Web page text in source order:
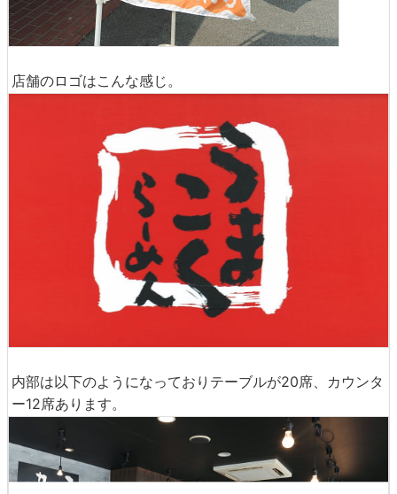
店舗のロゴはこんな感じ。
内部は以下のようになっておりテーブルが20席、カウンタ
ー12席あります。